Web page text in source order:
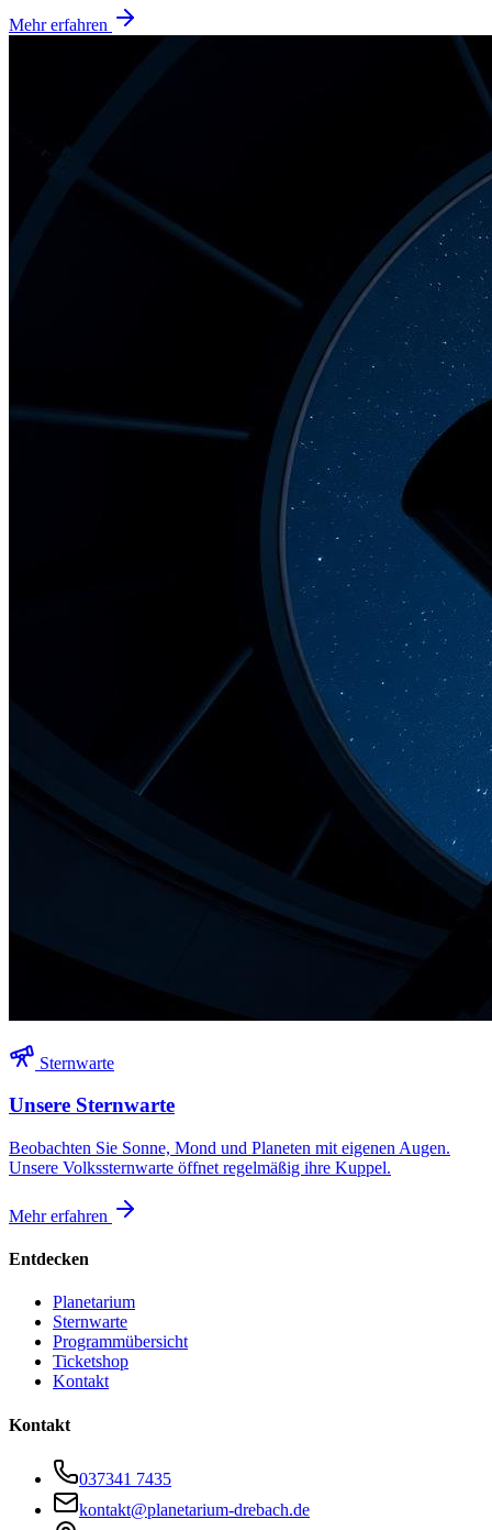
Mehr erfahren
Sternwarte
Unsere Sternwarte
Beobachten Sie Sonne, Mond und Planeten mit eigenen Augen.
Unsere Volkssternwarte öffnet regelmäßig ihre Kuppel.
Mehr erfahren
Entdecken
Planetarium
Sternwarte
Programmübersicht
Ticketshop
Kontakt
Kontakt
037341 7435
kontakt@planetarium-drebach.de